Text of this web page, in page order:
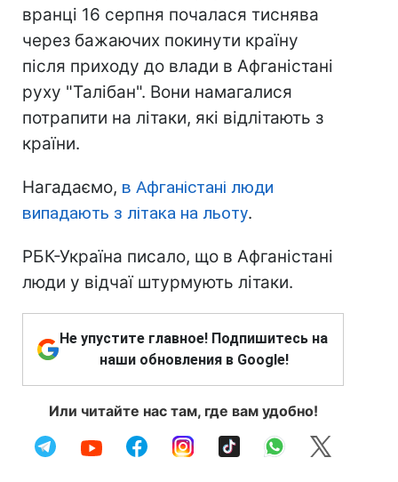
вранці 16 серпня почалася тиснява
через бажаючих покинути країну
після приходу до влади в Афганістані
руху "Талібан". Вони намагалися
потрапити на літаки, які відлітають з
країни.
Нагадаємо, в Афганістані люди
випадають з літака на льоту.
РБК-Україна писало, що в Афганістані
люди у відчаї штурмують літаки.
Не упустите главное! Подпишитесь на
наши обновления в Google!
Или читайте нас там, где вам удобно!